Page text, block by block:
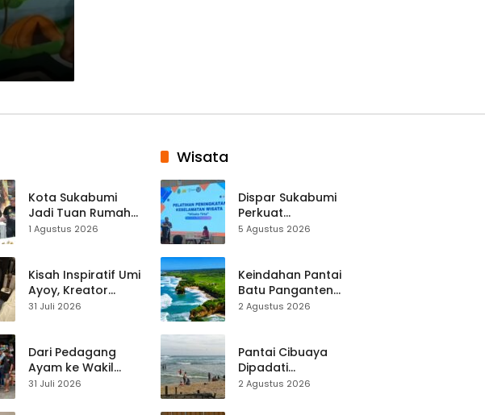
Kota Sukabumi
Jadi Tuan Rumah
Kontes Batu Akik
1 Agustus 2026
Kisah Inspiratif Umi
Ayoy, Kreator
TikTok Asal
Live Streaming
31 Juli 2026
Dari Pedagang
Ayam ke Wakil
Ketua DPRD, H.
31 Juli 2026
Wisata
Dispar Sukabumi
Perkuat
Keselamatan
Mitigasi hingga
Teknik Evakuasi
5 Agustus 2026
Keindahan Pantai
Batu Panganten
Mulai Dilirik
2 Agustus 2026
Pantai Cibuaya
Dipadati
Wisatawan,
2 Agustus 2026